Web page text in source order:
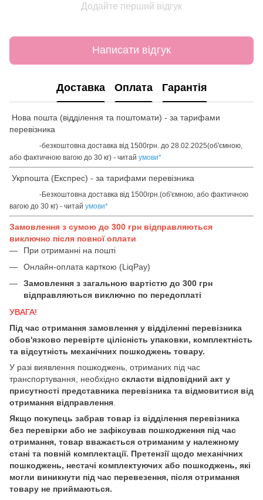
Додайте перший відгук
Написати відгук
Доставка Оплата Гарантія
Нова пошта (відділення та поштомати) - за тарифами
перевізника
-безкоштовна доставка від 1500грн. до 28.02.2025(об'ємною,
або фактичною вагою до 30 кг) - читай умови*
Укрпошта (Експрес) - за тарифами перевізника
-Безкоштовна доставка від 1500грн.(об'ємною, або фактичною
вагою до 30 кг) - читай умови*
Замовлення з сумою до 300 грн відправляються
виключно після повної оплати
При отриманні на пошті
Онлайн-оплата карткою (LiqPay)
Замовлення з загальною вартістю до 300 грн
відправляються виключно по передоплаті
УВАГА!
Під час отримання замовлення у відділенні перевізника
обов'язково перевірте цілісність упаковки, комплектність
та відсутність механічних пошкоджень товару.
У разі виявлення пошкоджень, отриманих під час
транспортування, необхідно скласти відповідний акт у
присутності представника перевізника та відмовитися від
отримання відправлення
Якщо покупець забрав товар із відділення перевізника
без перевірки або не зафіксував пошкодження під час
отримання, товар вважається отриманим у належному
стані та повній комплектації. Претензії щодо механічних
пошкоджень, нестачі комплектуючих або пошкоджень, які
могли виникнути під час перевезення, після отримання
товару не приймаються.